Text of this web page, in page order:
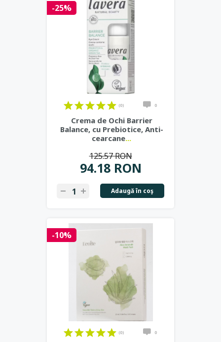
-25%
(0) 0
Crema de Ochi Barrier
Balance, cu Prebiotice, Anti-
cearcane...
94.18 RON
125.57 RON
Adaugă în coş
-10%
(0) 0